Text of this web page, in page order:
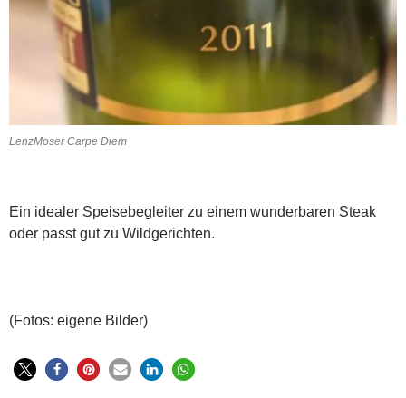
LenzMoser Carpe Diem
Ein idealer Speisebegleiter zu einem wunderbaren Steak
oder passt gut zu Wildgerichten.
(Fotos: eigene Bilder)